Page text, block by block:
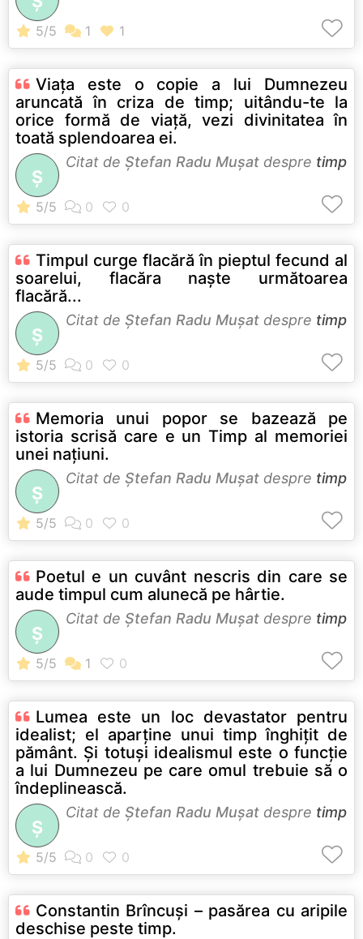
Viaţa este o copie a lui Dumnezeu
aruncată în criza de timp; uitându-te la
orice formă de viaţă, vezi divinitatea în
toată splendoarea ei.
Ş
Citat de Ştefan Radu Muşat despre timp
Timpul curge flacără în pieptul fecund al
soarelui, flacăra naşte următoarea
flacără...
Ş
Citat de Ştefan Radu Muşat despre timp
Memoria unui popor se bazează pe
istoria scrisă care e un Timp al memoriei
unei națiuni.
Ş
Citat de Ştefan Radu Muşat despre timp
Poetul e un cuvânt nescris din care se
aude timpul cum alunecă pe hârtie.
Ş
Citat de Ştefan Radu Muşat despre timp
Lumea este un loc devastator pentru
idealist; el aparține unui timp înghițit de
pământ. Și totuși idealismul este o funcție
a lui Dumnezeu pe care omul trebuie să o
îndeplinească.
Ş
Citat de Ştefan Radu Muşat despre timp
Constantin Brîncuși – pasărea cu aripile
deschise peste timp.